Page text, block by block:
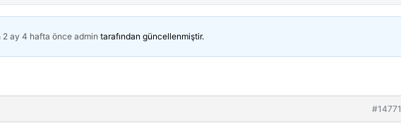
2 ay 4 hafta önce admin tarafından güncellenmiştir.
#14771